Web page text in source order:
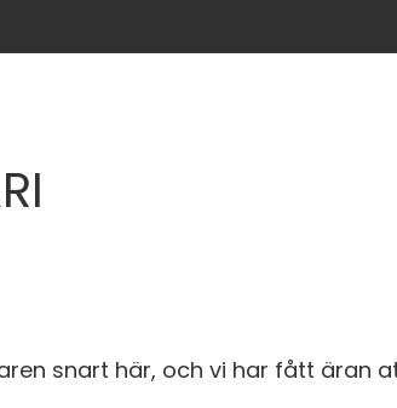
snart här, och vi har fått äran